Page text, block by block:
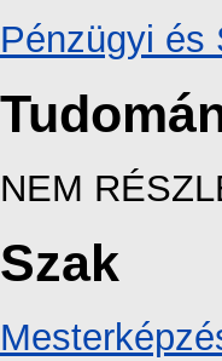
Pénzügyi és
NEM
Szak